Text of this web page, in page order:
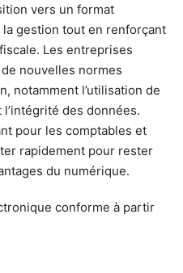
vers un format
gestion tout en renforçant
Les entreprises
nouvelles normes
notamment l’utilisation de
des données.
pour les comptables et
rapidement pour rester
du numérique.
conforme à partir